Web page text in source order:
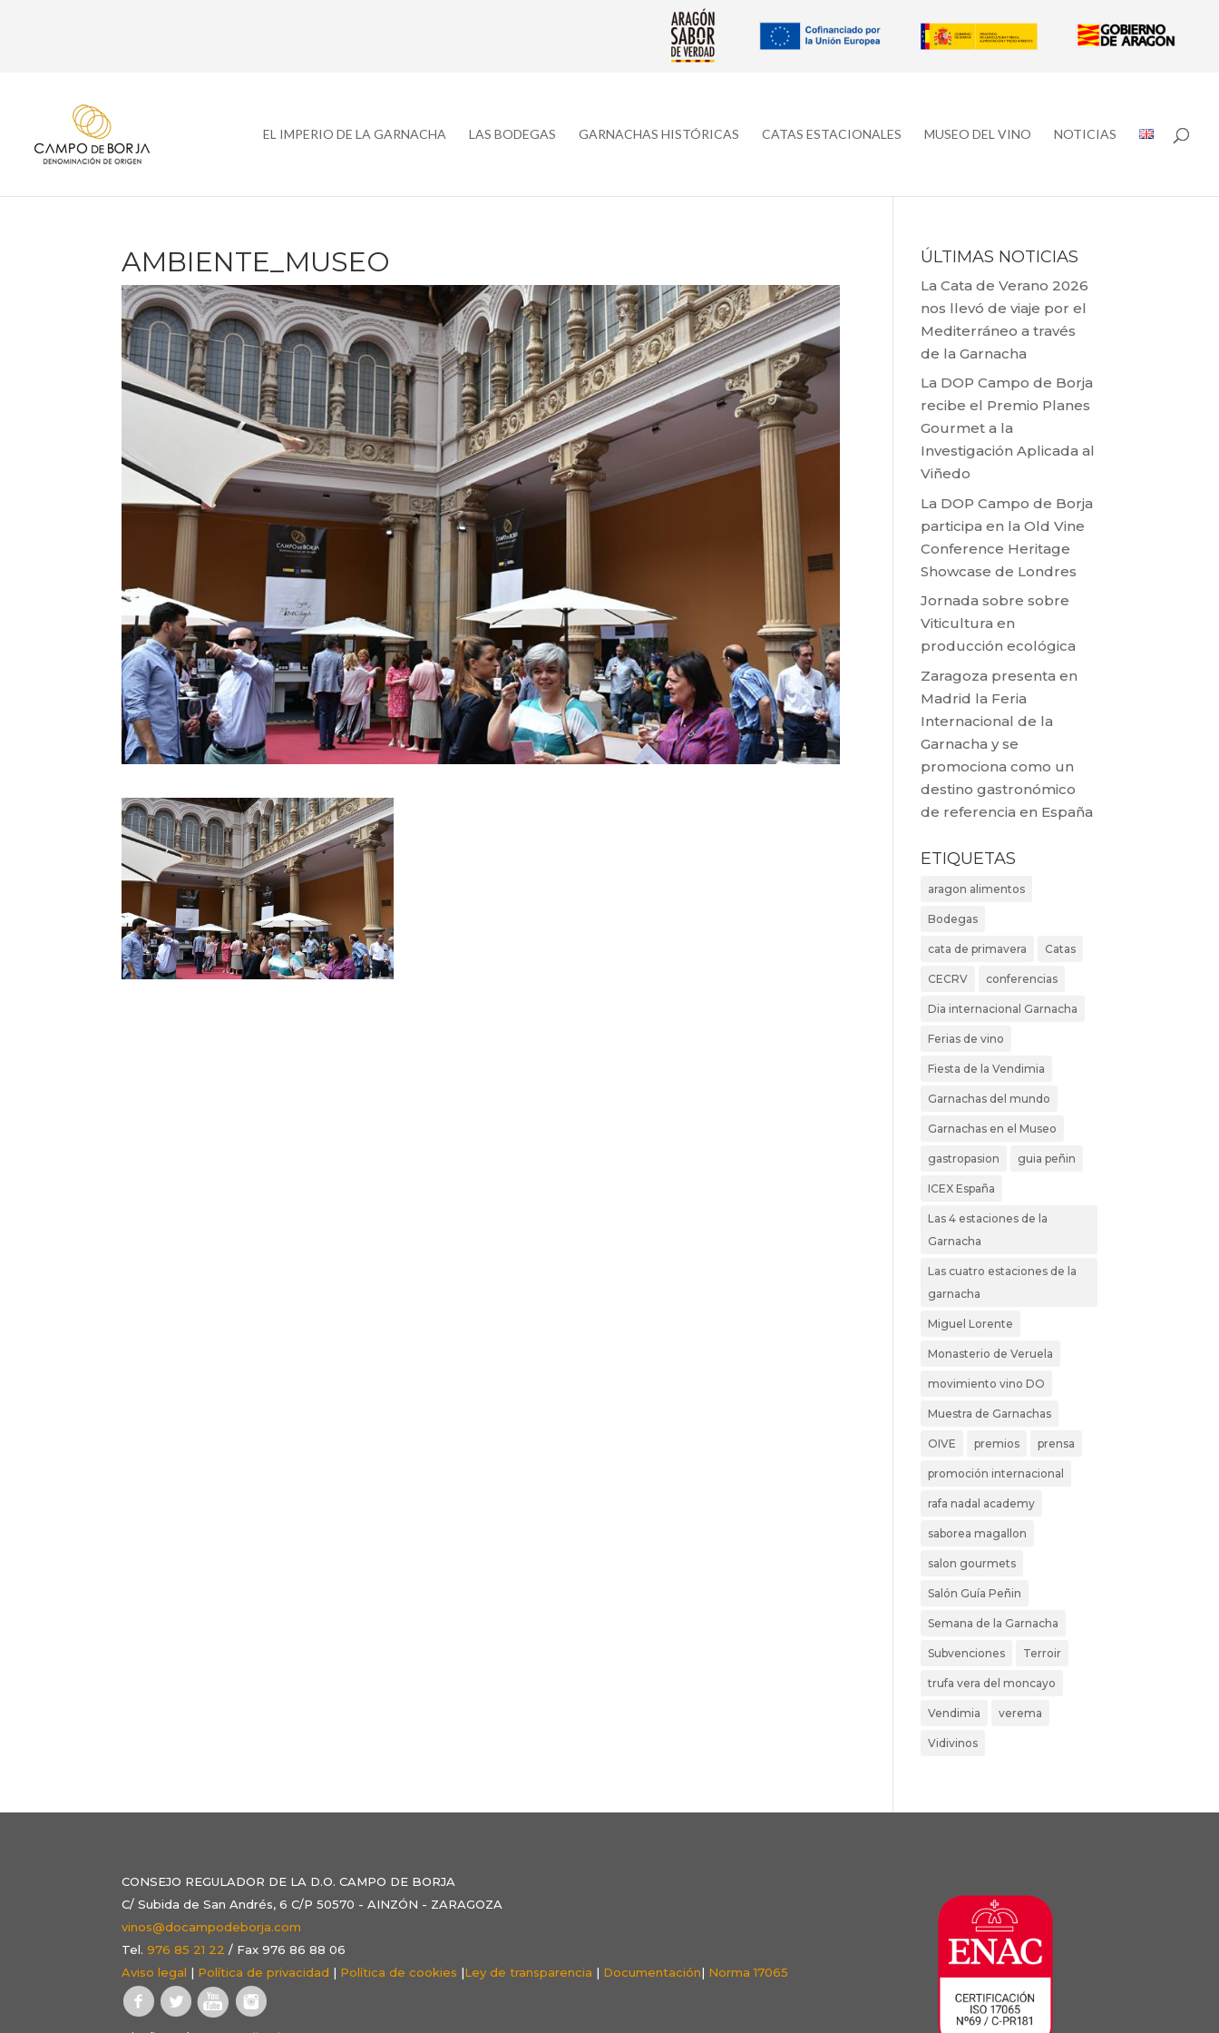
EL IMPERIO DE LA GARNACHA LAS BODEGAS GARNACHAS HISTÓRICAS CATAS ESTACIONALES MUSEO DEL VINO NOTICIAS
AMBIENTE_MUSEO ÚLTIMAS NOTICIAS
La Cata de Verano 2026
nos llevó de viaje por el
Mediterráneo a través
de la Garnacha
La DOP Campo de Borja
recibe el Premio Planes
Gourmet a la
Investigación Aplicada al
Viñedo
La DOP Campo de Borja
participa en la Old Vine
Conference Heritage
Showcase de Londres
Jornada sobre sobre
Viticultura en
producción ecológica
Zaragoza presenta en
Madrid la Feria
Internacional de la
Garnacha y se
promociona como un
destino gastronómico
de referencia en España
ETIQUETAS
aragon alimentos
Bodegas
cata de primavera Catas
CECRV conferencias
Dia internacional Garnacha
Ferias de vino
Fiesta de la Vendimia
Garnachas del mundo
Garnachas en el Museo
gastropasion guia peñin
ICEX España
Las 4 estaciones de la
Garnacha
Las cuatro estaciones de la
garnacha
Miguel Lorente
Monasterio de Veruela
movimiento vino DO
Muestra de Garnachas
OIVE premios prensa
promoción internacional
rafa nadal academy
saborea magallon
salon gourmets
Salón Guía Peñin
Semana de la Garnacha
Subvenciones Terroir
trufa vera del moncayo
Vendimia verema
Vidivinos
CONSEJO REGULADOR DE LA D.O. CAMPO DE BORJA
C/ Subida de San Andrés, 6 C/P 50570 - AINZÓN - ZARAGOZA
vinos@docampodeborja.com
Tel.976 85 21 22 / Fax 976 86 88 06
Aviso legal | Política de privacidad | Política de cookies |Ley de transparencia | Documentación| Norma 17065